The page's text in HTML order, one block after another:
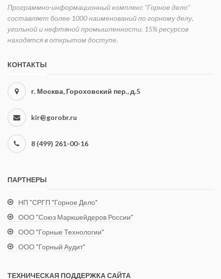
Программно-информационный комплекс "Горное дело"
составляет более 1000 наименований по горному делу,
угольной и нефтяной промышленности. 15% ресурсов
находятся в открытом доступе.
КОНТАКТЫ
г. Москва, Гороховский пер., д.5
kir@gorobr.ru
8 (499) 261-00-16
ПАРТНЕРЫ
НП "СРГП "Горное Дело"
ООО "Союз Маркшейдеров России"
ООО "Горные Технологии"
ООО "Горный Аудит"
ТЕХНИЧЕСКАЯ ПОДДЕРЖКА САЙТА